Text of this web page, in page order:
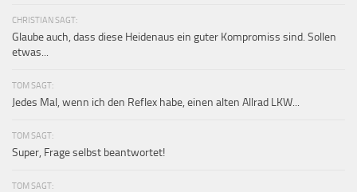
CHRISTIAN SAGT:
Glaube auch, dass diese Heidenaus ein guter Kompromiss sind. Sollen
etwas...
TOM SAGT:
Jedes Mal, wenn ich den Reflex habe, einen alten Allrad LKW...
TOM SAGT:
Super, Frage selbst beantwortet!
TOM SAGT: